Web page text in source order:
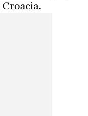
Croacia.